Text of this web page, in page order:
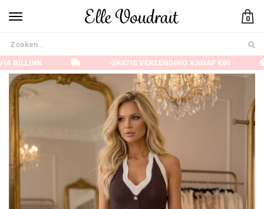
0
BILLINK GRATIS VERZENDING VANAF €80